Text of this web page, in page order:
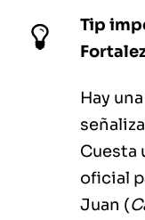
Tip
Hay
Cuesta
oficial
Juan (